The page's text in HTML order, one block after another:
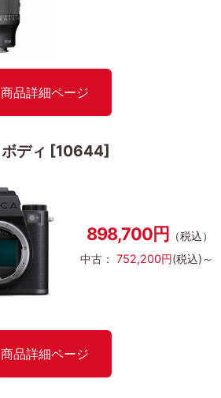
商品詳細ページ
ディ [10644]
898,700円
（税込）
中古： 752,200円(税込)～
商品詳細ページ